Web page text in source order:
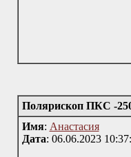
Полярископ ПКС -
Имя: Анастасия
Дата: 06.06.2023